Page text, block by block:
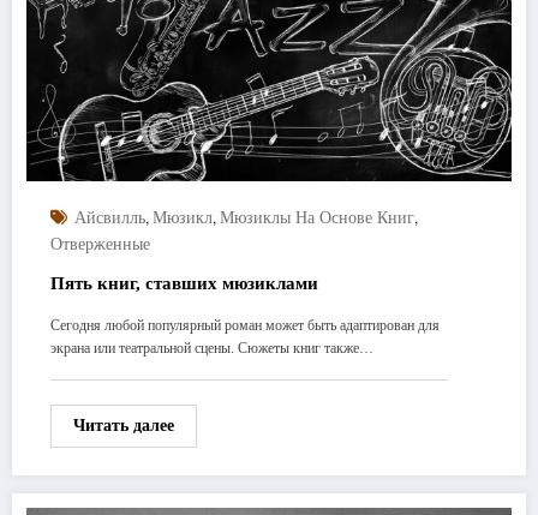
Айсвилль, Мюзикл, Мюзиклы На Основе Книг,
Отверженные
Пять книг, ставших мюзиклами
Сегодня любой популярный роман может быть адаптирован для
экрана или театральной сцены. Сюжеты книг также…
Читать далее